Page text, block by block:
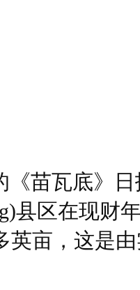
《苗瓦底》
县区在现财
英亩，这是